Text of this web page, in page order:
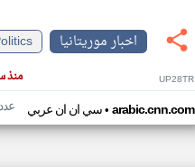
اخبار موريتانيا
منذ UP28TR
سي ان ان عربي• arabic.cnn.com عدد